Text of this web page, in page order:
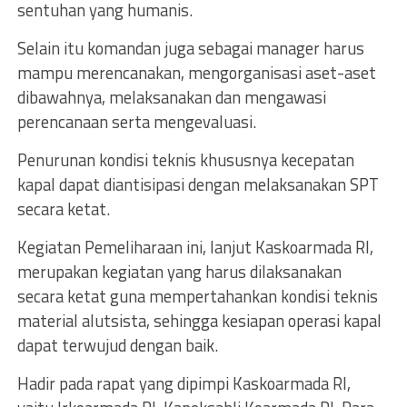
sentuhan yang humanis.
Selain itu komandan juga sebagai manager harus
mampu merencanakan, mengorganisasi aset-aset
dibawahnya, melaksanakan dan mengawasi
perencanaan serta mengevaluasi.
Penurunan kondisi teknis khususnya kecepatan
kapal dapat diantisipasi dengan melaksanakan SPT
secara ketat.
Kegiatan Pemeliharaan ini, lanjut Kaskoarmada RI,
merupakan kegiatan yang harus dilaksanakan
secara ketat guna mempertahankan kondisi teknis
material alutsista, sehingga kesiapan operasi kapal
dapat terwujud dengan baik.
Hadir pada rapat yang dipimpi Kaskoarmada RI,